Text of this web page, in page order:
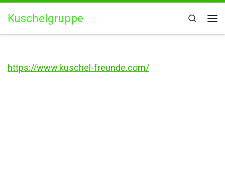
Zum Inhalt springen
Kuschelgruppe
Search
https://www.kuschel-freunde.com/